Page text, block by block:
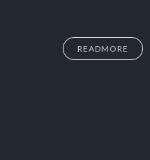
READMORE